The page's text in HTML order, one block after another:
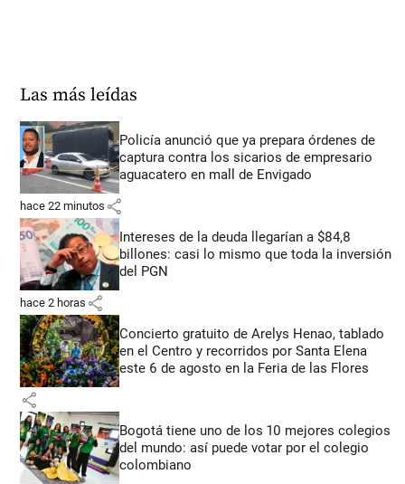
Las más leídas
Policía anunció que ya prepara órdenes de
captura contra los sicarios de empresario
aguacatero en mall de Envigado
hace 22 minutos share
Intereses de la deuda llegarían a $84,8
billones: casi lo mismo que toda la inversión
del PGN
hace 2 horas share
Concierto gratuito de Arelys Henao, tablado
en el Centro y recorridos por Santa Elena
este 6 de agosto en la Feria de las Flores
share
Bogotá tiene uno de los 10 mejores colegios
del mundo: así puede votar por el colegio
colombiano